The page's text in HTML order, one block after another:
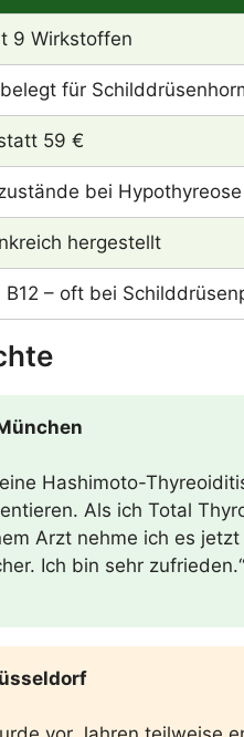
9 Wirkstoffen
für
59 €
bei
hergestellt
– oft bei
Hashimoto-
Als ich Total
Arzt nehme ich es
Ich bin sehr zufrieden.“